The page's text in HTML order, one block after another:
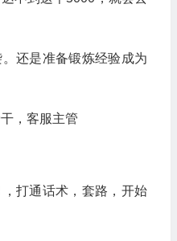
还是准备锻炼经验成为
，客服主管
打通话术，套路，开始